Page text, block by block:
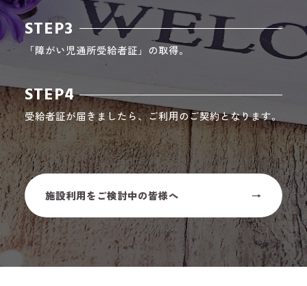
STEP3
「障がい児通所受給者証」の取得。
STEP4
受給者証が届きましたら、ご利用のご契約となります。
施設利用をご検討中の皆様へ